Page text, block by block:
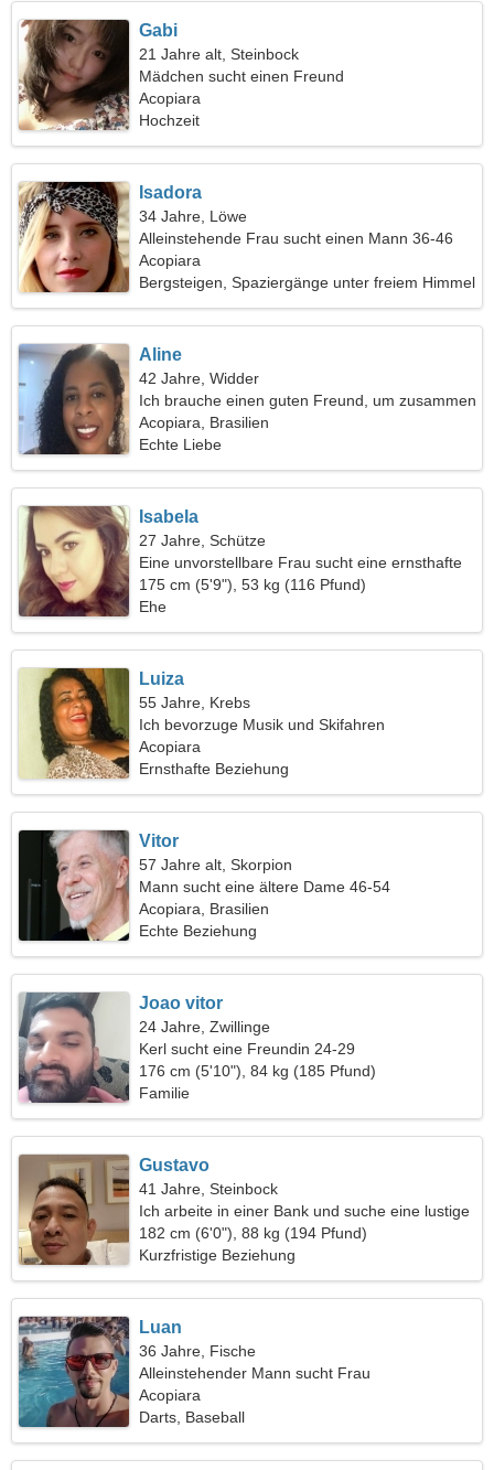
Gabi
21 Jahre alt, Steinbock
Mädchen sucht einen Freund
Acopiara
Hochzeit
Isadora
34 Jahre, Löwe
Alleinstehende Frau sucht einen Mann 36-46
Acopiara
Bergsteigen, Spaziergänge unter freiem Himmel
Aline
42 Jahre, Widder
Ich brauche einen guten Freund, um zusammen
zu kochen
Acopiara, Brasilien
Echte Liebe
Isabela
27 Jahre, Schütze
Eine unvorstellbare Frau sucht eine ernsthafte
Beziehung
175 cm (5'9"), 53 kg (116 Pfund)
Ehe
Luiza
55 Jahre, Krebs
Ich bevorzuge Musik und Skifahren
Acopiara
Ernsthafte Beziehung
Vitor
57 Jahre alt, Skorpion
Mann sucht eine ältere Dame 46-54
Acopiara, Brasilien
Echte Beziehung
Joao vitor
24 Jahre, Zwillinge
Kerl sucht eine Freundin 24-29
176 cm (5'10"), 84 kg (185 Pfund)
Familie
Gustavo
41 Jahre, Steinbock
Ich arbeite in einer Bank und suche eine lustige
Frau
182 cm (6'0"), 88 kg (194 Pfund)
Kurzfristige Beziehung
Luan
36 Jahre, Fische
Alleinstehender Mann sucht Frau
Acopiara
Darts, Baseball